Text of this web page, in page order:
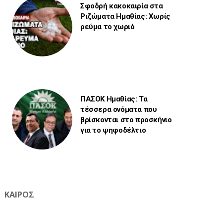
Σφοδρή κακοκαιρία στα
Ριζώματα Ημαθίας: Χωρίς
ρεύμα το χωριό
ΠΑΣΟΚ Ημαθίας: Τα
τέσσερα ονόματα που
βρίσκονται στο προσκήνιο
για το ψηφοδέλτιο
ΚΑΙΡΟΣ